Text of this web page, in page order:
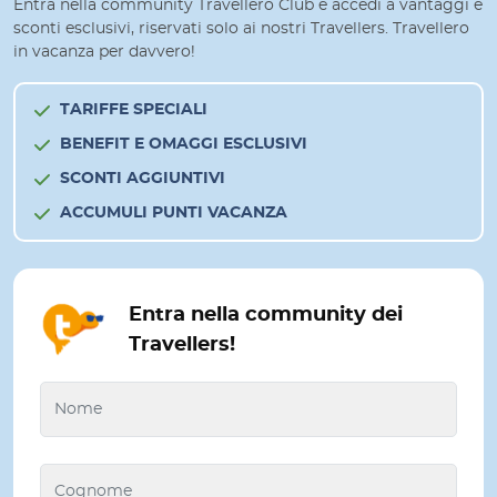
Entra nella community Travellero Club e accedi a vantaggi e
sconti esclusivi, riservati solo ai nostri Travellers. Travellero
in vacanza per davvero!
TARIFFE SPECIALI
BENEFIT E OMAGGI ESCLUSIVI
SCONTI AGGIUNTIVI
ACCUMULI PUNTI VACANZA
Entra nella community dei
Travellers!